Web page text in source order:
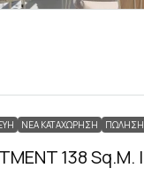
ΝΈΑ ΚΑΤΑΧΏΡΗΣΗ ΠΏΛΗΣΗ
138 Sq.m. |